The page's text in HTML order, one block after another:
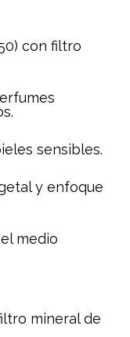
con filtro
sensibles.
y enfoque
medio
mineral de